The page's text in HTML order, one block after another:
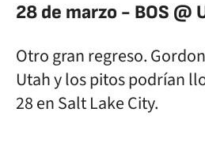
28 de marzo - BOS @
Otro gran regreso.
Utah y los pitos podrían
28 en Salt Lake City.